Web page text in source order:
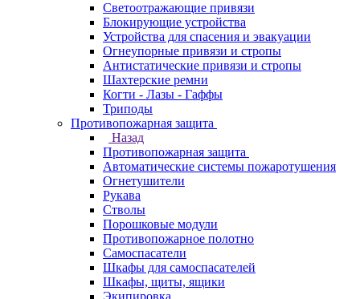
Светоотражающие привязи
Блокирующие устройства
Устройства для спасения и эвакуации
Огнеупорные привязи и стропы
Антистатические привязи и стропы
Шахтерские ремни
Когти - Лазы - Гаффы
Триподы
Противопожарная защита
Назад
Противопожарная защита
Автоматические системы пожаротушения
Огнетушители
Рукава
Стволы
Порошковые модули
Противопожарное полотно
Самоспасатели
Шкафы для самоспасателей
Шкафы, щиты, ящики
Экипировка